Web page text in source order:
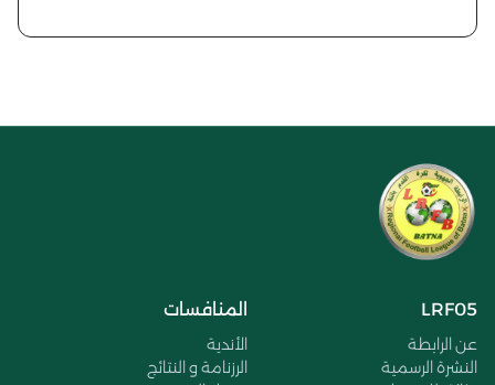
LRF05
عن الرابطة
النشرة الرسمية
المنافسات
الأندية
الرزنامة و النتائج